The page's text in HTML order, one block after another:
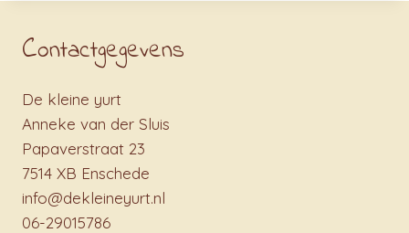
Contactgegevens
De kleine yurt
Anneke van der Sluis
Papaverstraat 23
7514 XB Enschede
info@dekleineyurt.nl
06-29015786